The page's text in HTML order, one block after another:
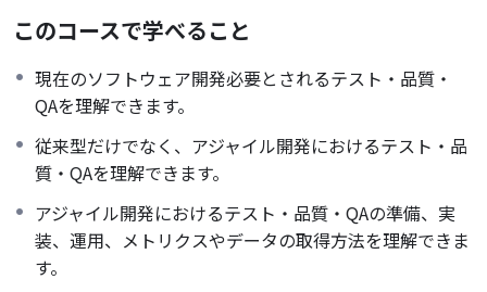
このコースで学べること
現在のソフトウェア開発必要とされるテスト・品質・
QAを理解できます。
従来型だけでなく、アジャイル開発におけるテスト・品
質・QAを理解できます。
アジャイル開発におけるテスト・品質・QAの準備、実
装、運用、メトリクスやデータの取得方法を理解できま
す。